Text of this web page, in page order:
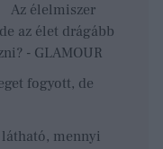
Az élelmiszer
az élet drágább
- GLAMOUR
fogyott, de
mennyi